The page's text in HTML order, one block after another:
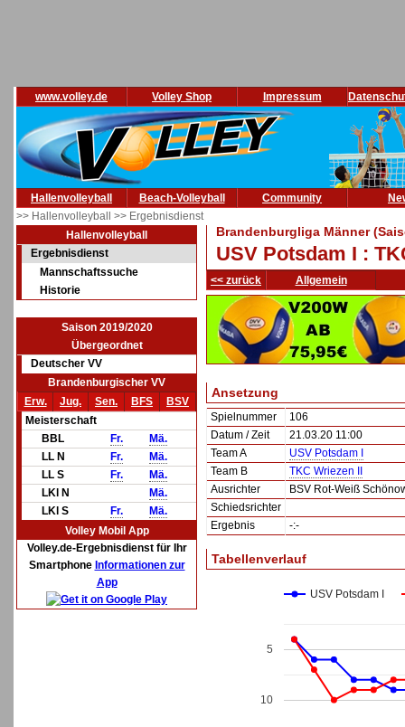
www.volley.de Volley Shop Impressum
Hallenvolleyball Beach-Volleyball Community
>> Hallenvolleyball >> Ergebnisdienst
Hallenvolleyball
Ergebnisdienst
Mannschaftssuche
Historie
Saison 2019/2020
Übergeordnet
Deutscher VV
Brandenburgischer VV
Erw.
Jug. Sen. BFS
BSV
Meisterschaft
BBL
Fr.
Mä.
LL N
Fr.
Mä.
LL S
Fr.
Mä.
LKl N
Mä.
LKl S
Fr.
Mä.
Volley Mobil App
Volley.de-Ergebnisdienst für Ihr
Smartphone Informationen zur
App
Brandenburgliga Männer
USV Potsdam I :
<< zurück Allgemein
Ansetzung
Spielnummer
106
Datum / Zeit
21.03.20 11:00
Team A
USV Potsdam I
Team B
TKC Wriezen II
Ausrichter
BSV Rot-Weiß
Schiedsrichter
Ergebnis
-:-
Tabellenverlauf
USV Potsdam I
5
10